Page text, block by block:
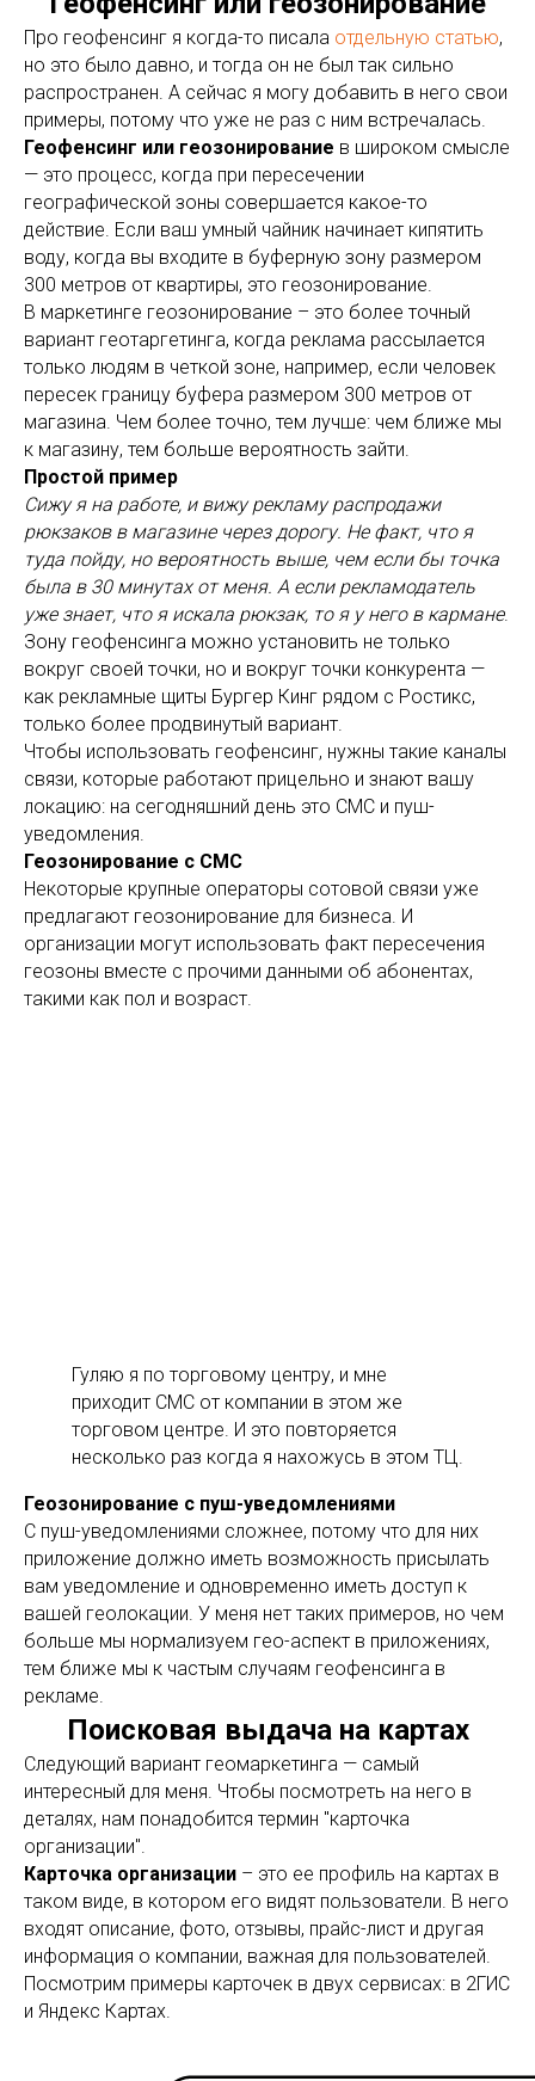
Про геофенсинг я когда-то писала отдельную статью,
но это было давно, и тогда он не был так сильно
распространен. А сейчас я могу добавить в него свои
примеры, потому что уже не раз с ним встречалась.
Геофенсинг или геозонирование в широком смысле
— это процесс, когда при пересечении
географической зоны совершается какое-то
действие. Если ваш умный чайник начинает кипятить
воду, когда вы входите в буферную зону размером
300 метров от квартиры, это геозонирование.
В маркетинге геозонирование – это более точный
вариант геотаргетинга, когда реклама рассылается
только людям в четкой зоне, например, если человек
пересек границу буфера размером 300 метров от
магазина. Чем более точно, тем лучше: чем ближе мы
к магазину, тем больше вероятность зайти.
Простой пример
Сижу я на работе, и вижу рекламу распродажи
рюкзаков в магазине через дорогу. Не факт, что я
туда пойду, но вероятность выше, чем если бы точка
была в 30 минутах от меня. А если рекламодатель
уже знает, что я искала рюкзак, то я у него в кармане.
Зону геофенсинга можно установить не только
вокруг своей точки, но и вокруг точки конкурента —
как рекламные щиты Бургер Кинг рядом с Ростикс,
только более продвинутый вариант.
Чтобы использовать геофенсинг, нужны такие каналы
связи, которые работают прицельно и знают вашу
локацию: на сегодняшний день это СМС и пуш-
уведомления.
Геозонирование с СМС
Некоторые крупные операторы сотовой связи уже
предлагают геозонирование для бизнеса. И
организации могут использовать факт пересечения
геозоны вместе с прочими данными об абонентах,
такими как пол и возраст.
Гуляю я по торговому центру, и мне
приходит СМС от компании в этом же
торговом центре. И это повторяется
несколько раз когда я нахожусь в этом ТЦ.
Геозонирование с пуш-уведомлениями
С пуш-уведомлениями сложнее, потому что для них
приложение должно иметь возможность присылать
вам уведомление и одновременно иметь доступ к
вашей геолокации. У меня нет таких примеров, но чем
больше мы нормализуем гео-аспект в приложениях,
тем ближе мы к частым случаям геофенсинга в
рекламе.
Поисковая выдача на картах
Следующий вариант геомаркетинга — самый
интересный для меня. Чтобы посмотреть на него в
деталях, нам понадобится термин "карточка
организации".
Карточка организации – это ее профиль на картах в
таком виде, в котором его видят пользователи. В него
входят описание, фото, отзывы, прайс-лист и другая
информация о компании, важная для пользователей.
Посмотрим примеры карточек в двух сервисах: в 2ГИС
и Яндекс Картах.